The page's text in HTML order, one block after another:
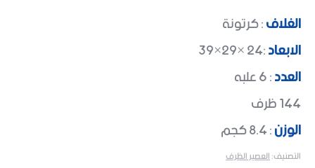
الغلاف: كرتونة
الابعاد:24 ×29×39
العدد: 6 علبه
144 ظرف
الوزن: 8.4 كجم
التصنيف:العصير الظرف